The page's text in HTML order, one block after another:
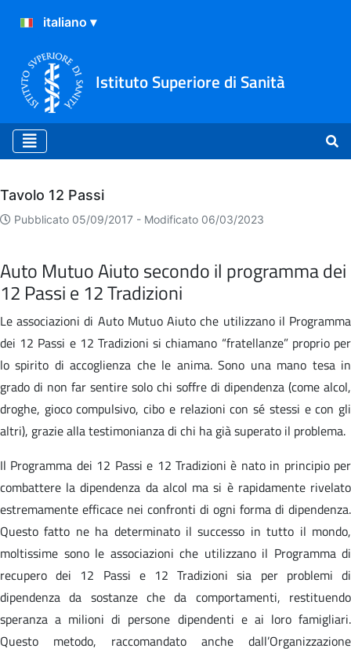
Istituto Superiore di Sanità
Archivio
Tavolo 12 Passi
Pubblicato 05/09/2017 - Modificato 06/03/2023
Auto Mutuo Aiuto secondo il programma dei
12 Passi e 12 Tradizioni
Le associazioni di Auto Mutuo Aiuto che utilizzano il Programma
dei 12 Passi e 12 Tradizioni si chiamano “fratellanze” proprio per
lo spirito di accoglienza che le anima. Sono una mano tesa in
grado di non far sentire solo chi soffre di dipendenza (come alcol,
droghe, gioco compulsivo, cibo e relazioni con sé stessi e con gli
altri), grazie alla testimonianza di chi ha già superato il problema.
Il Programma dei 12 Passi e 12 Tradizioni è nato in principio per
combattere la dipendenza da alcol ma si è rapidamente rivelato
estremamente efficace nei confronti di ogni forma di dipendenza.
Questo fatto ne ha determinato il successo in tutto il mondo,
moltissime sono le associazioni che utilizzano il Programma di
recupero dei 12 Passi e 12 Tradizioni sia per problemi di
dipendenza da sostanze che da comportamenti, restituendo
speranza a milioni di persone dipendenti e ai loro famigliari.
Questo metodo, raccomandato anche dall’Organizzazione